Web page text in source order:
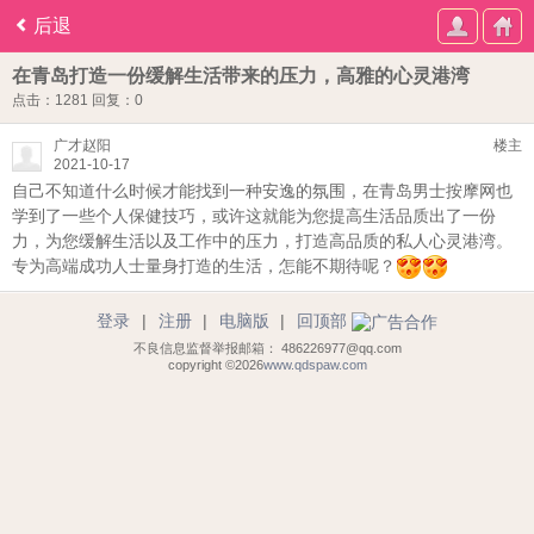
后退
在青岛打造一份缓解生活带来的压力，高雅的心灵港湾
点击：1281 回复：0
楼主
广才赵阳
2021-10-17
自己不知道什么时候才能找到一种安逸的氛围，在青岛男士按摩网也
学到了一些个人保健技巧，或许这就能为您提高生活品质出了一份
力，为您缓解生活以及工作中的压力，打造高品质的私人心灵港湾。
专为高端成功人士量身打造的生活，怎能不期待呢？
登录 | 注册 | 电脑版 | 回顶部
不良信息监督举报邮箱： 486226977@qq.com
copyright ©2026www.qdspaw.com